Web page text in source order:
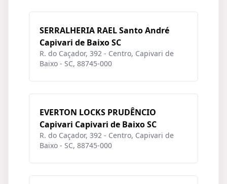
SERRALHERIA RAEL Santo André
Capivari de Baixo SC
R. do Caçador, 392 - Centro, Capivari de
Baixo - SC, 88745-000
EVERTON LOCKS PRUDÊNCIO
Capivari Capivari de Baixo SC
R. do Caçador, 392 - Centro, Capivari de
Baixo - SC, 88745-000